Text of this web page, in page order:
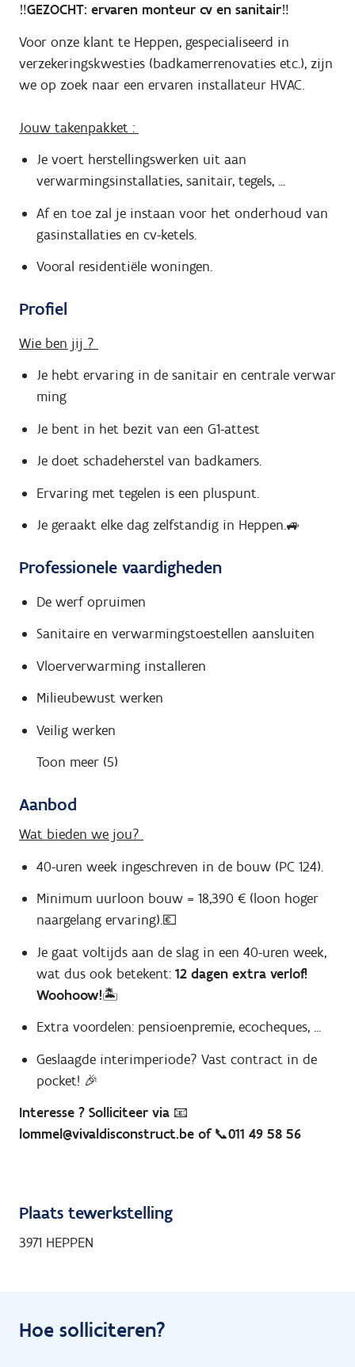
‼️GEZOCHT: ervaren monteur cv en sanitair‼️
Voor onze klant te Heppen, gespecialiseerd in
verzekeringskwesties (badkamerrenovaties etc.), zijn
we op zoek naar een ervaren installateur HVAC.
Jouw takenpakket :
Je voert herstellingswerken uit aan
verwarmingsinstallaties, sanitair, tegels, ...
Af en toe zal je instaan voor het onderhoud van
gasinstallaties en cv-ketels.
Vooral residentiële woningen.
Profiel
Wie ben jij ?
Je hebt ervaring in de sanitair en centrale verwar
ming
Je bent in het bezit van een G1-attest
Je doet schadeherstel van badkamers.
Ervaring met tegelen is een pluspunt.
Je geraakt elke dag zelfstandig in Heppen.🚙
Professionele vaardigheden
De werf opruimen
Sanitaire en verwarmingstoestellen aansluiten
Vloerverwarming installeren
Milieubewust werken
Veilig werken
Toon meer (5)
Aanbod
Wat bieden we jou?
40-uren week ingeschreven in de bouw (PC 124).
Minimum uurloon bouw = 18,390 € (loon hoger
naargelang ervaring).💶
Je gaat voltijds aan de slag in een 40-uren week,
wat dus ook betekent: 12 dagen extra verlof!
Woohoow!🏝️
Extra voordelen: pensioenpremie, ecocheques, ...
Geslaagde interimperiode? Vast contract in de
pocket! 🎉
Interesse ? Solliciteer via 📧
lommel@vivaldisconstruct.be of 📞011 49 58 56
Plaats tewerkstelling
3971 HEPPEN
Hoe solliciteren?